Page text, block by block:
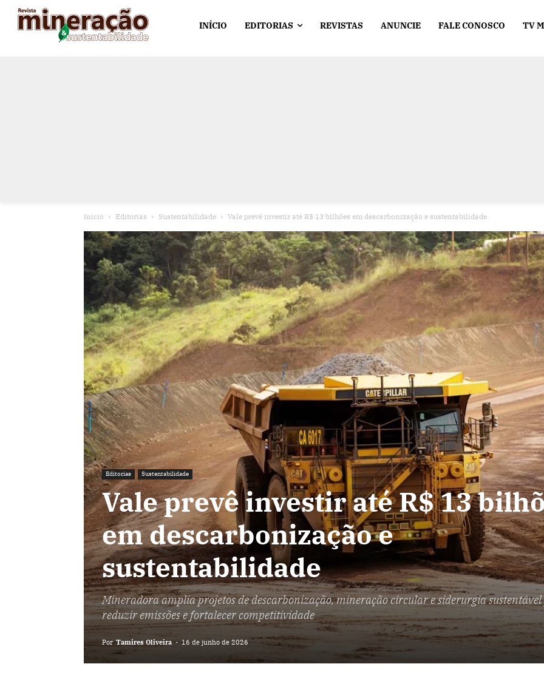
INÍCIO EDITORIAS REVISTAS ANUNCIE FALE CONOSCO TV
Início Editorias Sustentabilidade Vale prevê investir até R$ 13 bilhões em descarbonização e sustentabilidade
Editorias Sustentabilidade
Vale prevê investir até R$ 13
em descarbonização e
sustentabilidade
Mineradora amplia projetos de descarbonização, mineração circular e siderurgia
reduzir emissões e fortalecer competitividade
Por Tamires Oliveira - 16 de junho de 2026